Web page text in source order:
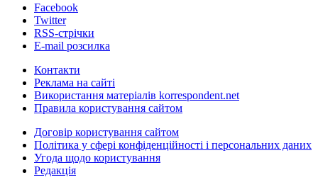
Facebook
Twitter
RSS-стрічки
E-mail розсилка
Контакти
Реклама на сайті
Використання матеріалів korrespondent.net
Правила користування сайтом
Договір користування сайтом
Політика у сфері конфіденційності і персональних даних
Угода щодо користування
Редакція